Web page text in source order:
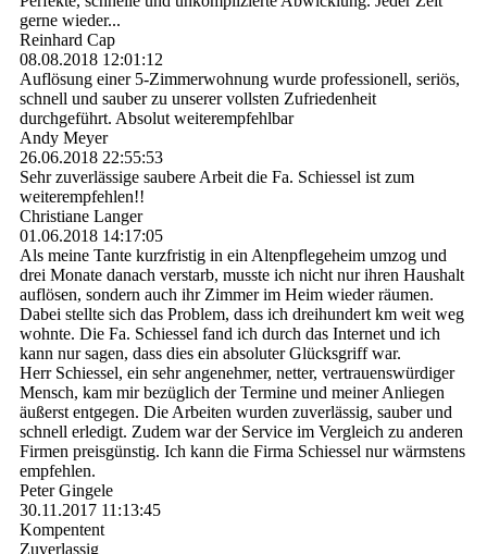
gerne wieder...
Reinhard Cap
08.08.2018 12:01:12
Auflösung einer 5-Zimmerwohnung wurde professionell, seriös,
schnell und sauber zu unserer vollsten Zufriedenheit
durchgeführt. Absolut weiterempfehlbar
Andy Meyer
26.06.2018 22:55:53
Sehr zuverlässige saubere Arbeit die Fa. Schiessel ist zum
weiterempfehlen!!
Christiane Langer
01.06.2018 14:17:05
Als meine Tante kurzfristig in ein Altenpflegeheim umzog und
drei Monate danach verstarb, musste ich nicht nur ihren Haushalt
auflösen, sondern auch ihr Zimmer im Heim wieder räumen.
Dabei stellte sich das Problem, dass ich dreihundert km weit weg
wohnte. Die Fa. Schiessel fand ich durch das Internet und ich
kann nur sagen, dass dies ein absoluter Glücksgriff war.
Herr Schiessel, ein sehr angenehmer, netter, vertrauenswürdiger
Mensch, kam mir bezüglich der Termine und meiner Anliegen
äußerst entgegen. Die Arbeiten wurden zuverlässig, sauber und
schnell erledigt. Zudem war der Service im Vergleich zu anderen
Firmen preisgünstig. Ich kann die Firma Schiessel nur wärmstens
empfehlen.
Peter Gingele
30.11.2017 11:13:45
Kompentent
Zuverlassig